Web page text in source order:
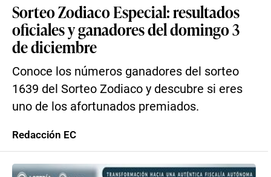
Sorteo Zodiaco Especial: resultados
oficiales y ganadores del domingo 3
de diciembre
Conoce los números ganadores del sorteo
1639 del Sorteo Zodiaco y descubre si eres
uno de los afortunados premiados.
Redacción EC